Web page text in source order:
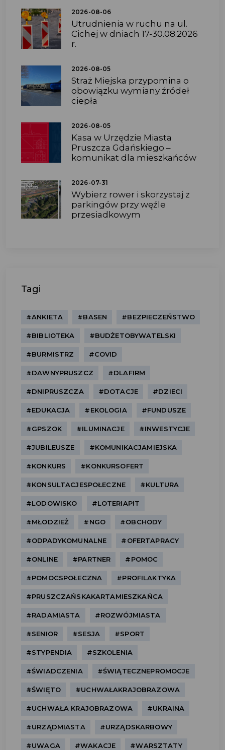
2026-08-06
Utrudnienia w ruchu na ul.
Cichej w dniach 17-30.08.2026
r.
2026-08-05
Straż Miejska przypomina o
obowiązku wymiany źródeł
ciepła
2026-08-05
Kasa w Urzędzie Miasta
Pruszcza Gdańskiego –
komunikat dla mieszkańców
2026-07-31
Wybierz rower i skorzystaj z
parkingów przy węźle
przesiadkowym
Tagi
#ANKIETA #BASEN #BEZPIECZEŃSTWO
#BIBLIOTEKA #BUDŻETOBYWATELSKI
#BURMISTRZ #COVID
#DAWNYPRUSZCZ #DLAFIRM
#DNIPRUSZCZA #DOTACJE #DZIECI
#EDUKACJA #EKOLOGIA #FUNDUSZE
#GPSZOK #ILUMINACJE #INWESTYCJE
#JUBILEUSZE #KOMUNIKACJAMIEJSKA
#KONKURS #KONKURSOFERT
#KONSULTACJESPOŁECZNE #KULTURA
#LODOWISKO #LOTERIAPIT
#MŁODZIEŻ #NGO #OBCHODY
#ODPADYKOMUNALNE #OFERTAPRACY
#ONLINE #PARTNER #POMOC
#POMOCSPOŁECZNA #PROFILAKTYKA
#PRUSZCZAŃSKAKARTAMIESZKAŃCA
#RADAMIASTA #ROZWÓJMIASTA
#SENIOR #SESJA #SPORT
#STYPENDIA #SZKOLENIA
#ŚWIADCZENIA #ŚWIĄTECZNEPROMOCJE
#ŚWIĘTO #UCHWAŁAKRAJOBRAZOWA
#UCHWAŁA KRAJOBRAZOWA #UKRAINA
#URZĄDMIASTA #URZĄDSKARBOWY
#UWAGA #WAKACJE #WARSZTATY